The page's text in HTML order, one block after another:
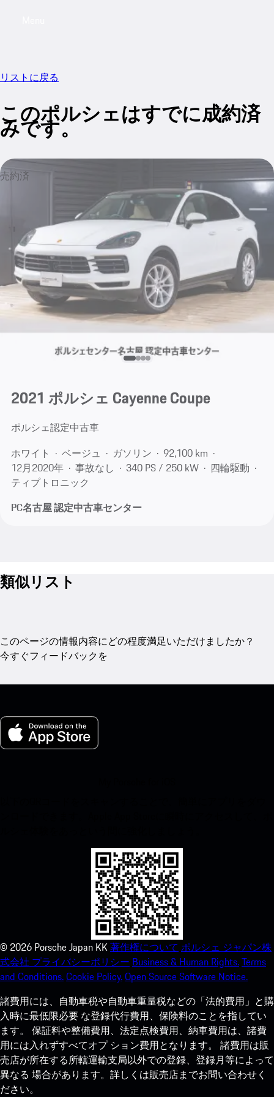
リストに戻る
このポルシェはすでに成約済
みです。
売約済
2021 ポルシェ Cayenne Coupe
ポルシェ認定中古車
ホワイト
ベージュ ガソリン
92,100 km
12月​2020年
事故なし 340 PS / 250 kW
四輪駆動
ティプトロニック
PC名古屋 認定中古車センター
類似リスト
このページの情報内容にどの程度満足いただけましたか？
今すぐフィードバックを
© 2026 Porsche Japan KK著作権について ポルシェ ジャパン株
式会社 プライバシーポリシー Business & Human Rights.Terms
and Conditions.Cookie Policy.Open Source Software Notice.
諸費用には、自動車税や自動車重量税などの「法的費用」と購
入時に最低限必要 な登録代行費用、保険料のことを指してい
ます。 保証料や整備費用、法定点検費用、納車費用は、諸費
用には入れずすべてオプ ション費用となります。 諸費用は販
売店が所在する所轄運輸支局以外での登録、登録月等によって
異なる 場合があります。詳しくは販売店までお問い合わせく
ださい。